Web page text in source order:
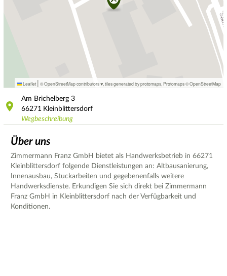
Leaflet | © OpenStreetMap contributors ♥, tiles generated by protomaps Protomaps©OpenStreetMap
Am Brichelberg 3
66271
Kleinblittersdorf
Wegbeschreibung
Über uns
Zimmermann Franz GmbH bietet als Handwerksbetrieb in 66271
Kleinblittersdorf folgende Dienstleistungen an: Altbausanierung,
Innenausbau, Stuckarbeiten und gegebenenfalls weitere
Handwerksdienste. Erkundigen Sie sich direkt bei Zimmermann
Franz GmbH in Kleinblittersdorf nach der Verfügbarkeit und
Konditionen.